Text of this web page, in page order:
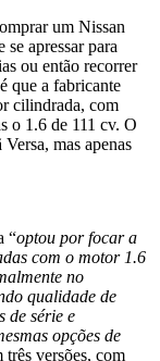
um Nissan
apressar para
ou então recorrer
que a fabricante
cilindrada, com
o 1.6 de 111 cv. O
mas apenas
“optou por focar a
com o motor 1.6
no
qualidade de
de série e
opções de
versões, com